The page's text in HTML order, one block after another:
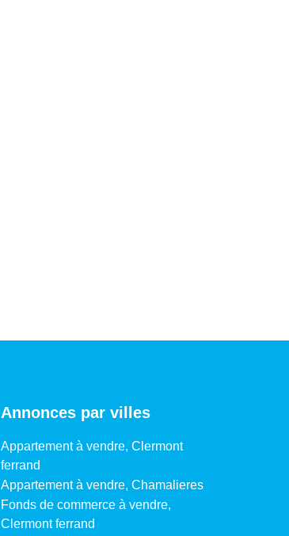
Annonces par villes
Appartement à vendre, Clermont
ferrand
Appartement à vendre, Chamalieres
Fonds de commerce à vendre,
Clermont ferrand